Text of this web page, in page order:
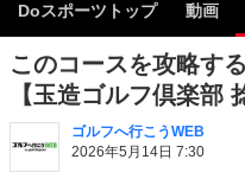
Doスポーツトップ 動画
このコースを攻略す
【玉造ゴルフ倶楽部
ゴルフへ行こうWEB
2026年5月14日 7:30